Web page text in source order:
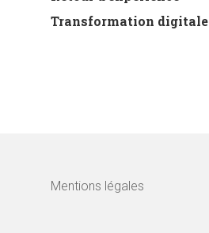
Transformation digitale
Mentions légales